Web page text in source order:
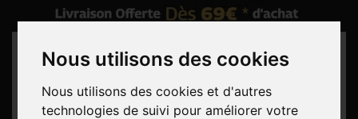
Nous utilisons des cookies
Nous utilisons des cookies et d'autres
technologies de suivi pour améliorer votre
Rechercher